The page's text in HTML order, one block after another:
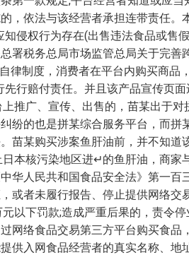
，依法与该经营者承担连带责任。
侵权行为存在(出售违法食品或售
署税务总局市场监管总局关于完善
律制度，消费者在平台内购买商品
行赔付责任。并且该产品宣传页
推广、宣传、出售的，苗某出于
纷的也是拼某综合服务平台，而拼
苗某购买涉案鱼肝油前，并不知道
本核污染地区进↵的鱼肝油，商家
人民共和国食品安全法》第一百
或者未履行报告、停止提供网络交
以下罚款;造成严重后果的，责令
网络食品交易第三方平台购买食品
供入网食品经营者的真实名称、地